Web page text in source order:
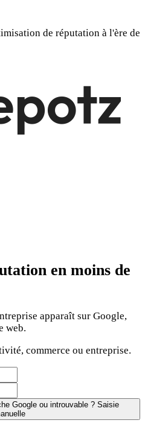
de réputation à l'ère de
en moins de
apparaît sur Google,
web.
commerce ou entreprise.
Google ou introuvable ? Saisie